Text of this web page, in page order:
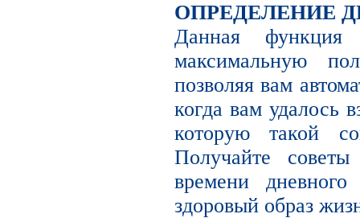
ОПРЕДЕЛЕНИЕ
Данная функция
максимальную
позволяя вам
когда вам удалось
которую такой
Получайте
времени
здоровый образ